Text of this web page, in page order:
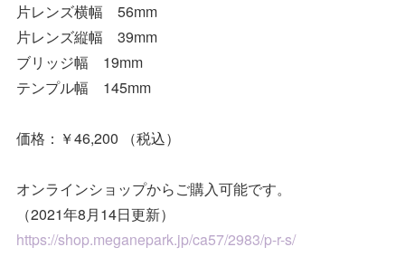
片レンズ横幅 56mm
片レンズ縦幅 39mm
ブリッジ幅 19mm
テンプル幅 145mm
価格：￥46,200 （税込）
オンラインショップからご購入可能です。
（2021年8月14日更新）
https://shop.meganepark.jp/ca57/2983/p-r-s/